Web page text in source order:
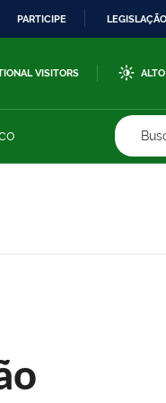
PARTICIPE LEGISLAÇÃO
VISITORS